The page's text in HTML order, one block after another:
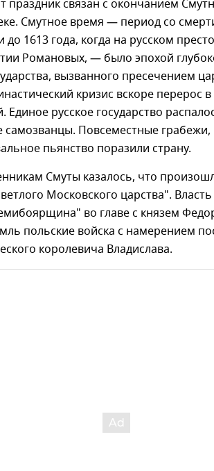
праздник связан с окончанием
Смутное время — период со
до 1613 года, когда на русском
Романовых, — было эпохой
вызванного пресечением
кризис вскоре перерос
Единое русское государство
Повсеместные грабежи,
пьянство поразили страну.
Смуты казалось, что
Московского царства".
во главе с князем
польские войска с намерением
королевича Владислава.